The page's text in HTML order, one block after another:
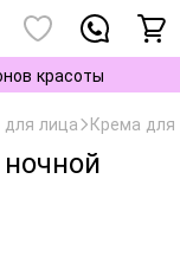
красоты
для лица Крема